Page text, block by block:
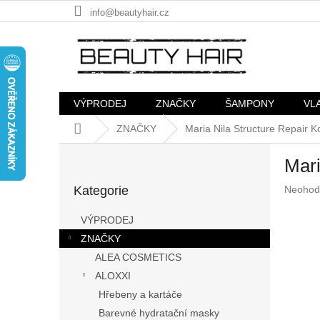
na
info@beautyhair.cz
VÝPRODEJ ZNAČKY ŠAMPONY
Domů ZNAČKY Maria Nila Structure Repair
a
n
kategorie
Kategorie
VÝPRODEJ
ZNAČKY
ALEA COSMETICS
ALOXXI
Hřebeny a kartáče
Barevné hydratační masky